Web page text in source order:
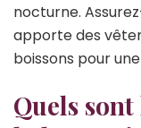
nocturne.
apporte des
boissons pour
Quels sont